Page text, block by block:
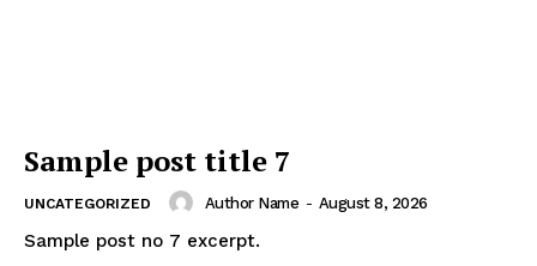
Sample post title 7
UNCATEGORIZED Author Name - August 8, 2026
Sample post no 7 excerpt.